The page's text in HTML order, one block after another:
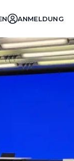
ANMELDUNG